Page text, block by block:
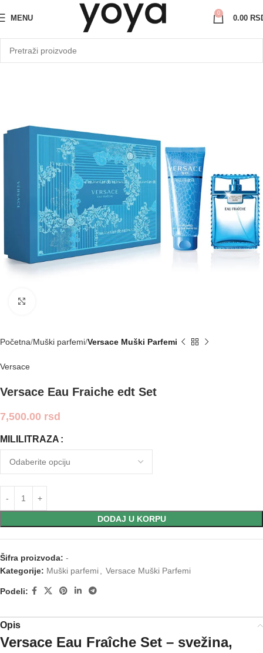
MENU
0
0.00
Početna Muški parfemi Versace Muški Parfemi
Versace
Versace Eau Fraiche edt Set
7,500.00 rsd
MILILITRAZA
DODAJ U KORPU
Šifra proizvoda: -
Kategorije: Muški parfemi Versace Muški Parfemi
Podeli:
Opis
Versace Eau Fraîche Set – svežina,